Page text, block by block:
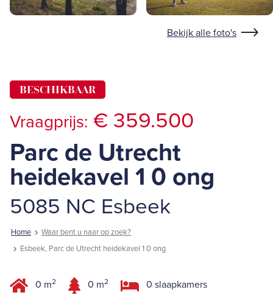
Bekijk alle foto's
BESCHIKBAAR
Vraagprijs: € 359.500
Parc de Utrecht
heidekavel 1 0 ong
5085 NC Esbeek
Home
Waar bent u naar op zoek?
Esbeek, Parc de Utrecht heidekavel 1 0 ong
0 m2 0 m2 0 slaapkamers